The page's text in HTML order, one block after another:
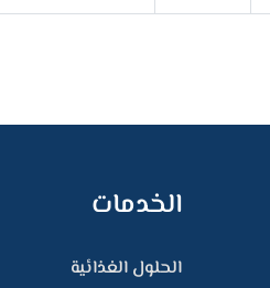
الخدمات
الحلول الغذائية